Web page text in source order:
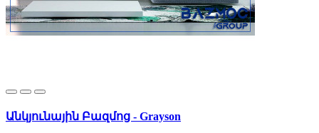
Անկյունային Բազմոց - Grayson